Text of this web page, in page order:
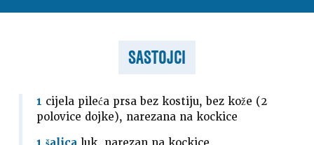
SASTOJCI
1 cijela pileća prsa bez kostiju, bez kože (2
polovice dojke), narezana na kockice